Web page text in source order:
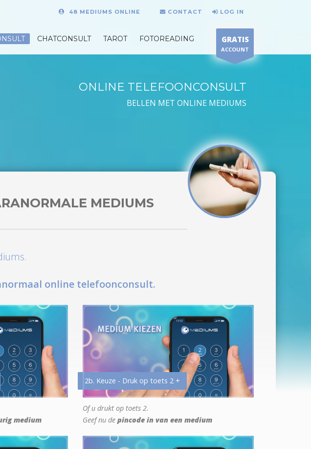
48 MEDIUMS ONLINE CONTACT LOG IN
CHATCONSULT TAROT FOTOREADING GRATIS
ACCOUNT
ONLINE TELEFOONCONSULT
BELLEN MET ONLINE MEDIUMS
MEDIUMS
online telefoonconsult.
medium
2b. Keuze - Druk op toets 2 +
Of u drukt op toets 2.
Geef nu de pincode in van een medium